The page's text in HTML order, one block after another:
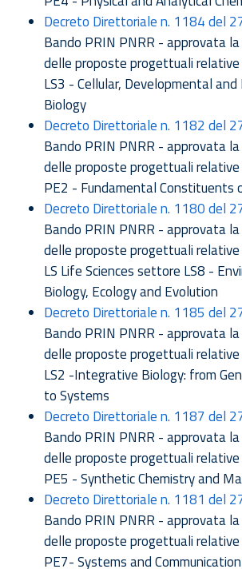
Decreto Direttoriale n. 1184 del
Bando PRIN PNRR - approvata
delle proposte progettuali
LS3 - Cellular, Developmental
Biology
Decreto Direttoriale n. 1182 del
Bando PRIN PNRR - approvata
delle proposte progettuali
PE2 - Fundamental Constituents
Decreto Direttoriale n. 1180 del
Bando PRIN PNRR - approvata
delle proposte progettuali
LS Life Sciences settore LS8 -
Biology, Ecology and Evolution
Decreto Direttoriale n. 1185 del
Bando PRIN PNRR - approvata
delle proposte progettuali
LS2 -Integrative Biology: from
to Systems
Decreto Direttoriale n. 1187 del
Bando PRIN PNRR - approvata
delle proposte progettuali
PE5 - Synthetic Chemistry and
Decreto Direttoriale n. 1181 del
Bando PRIN PNRR - approvata
delle proposte progettuali
PE7- Systems and